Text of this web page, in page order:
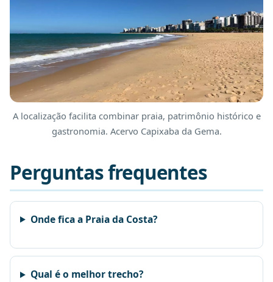
A localização facilita combinar praia, patrimônio histórico e
gastronomia. Acervo Capixaba da Gema.
Perguntas frequentes
Onde fica a Praia da Costa?
Qual é o melhor trecho?